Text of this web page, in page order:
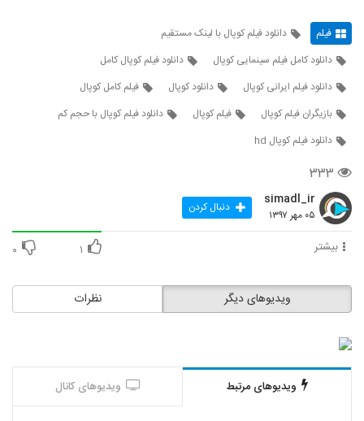
فیلم
دانلود فیلم کوپال با لینک مستقیم
دانلود کامل فیلم سینمایی کوپال
دانلود فیلم کوپال کامل
دانلود فیلم ایرانی کوپال
دانلود کوپال
فیلم کامل کوپال
بازیگران فیلم کوپال
فیلم کوپال
دانلود فیلم کوپال با حجم کم
دانلود فیلم کوپال hd
۳۳۳
simadl_ir
۰۵ مهر ۱۳۹۷ دنبال کردن
بیشتر ۱ ۰
نظرات ویدیوهای دیگر
ویدیوهای مرتبط ویدیوهای کانال